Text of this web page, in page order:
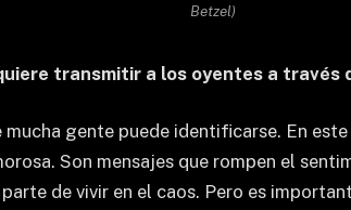
Betzel)
transmitir a los oyentes a través
gente puede identificarse. En
Son mensajes que rompen el
de vivir en el caos. Pero es